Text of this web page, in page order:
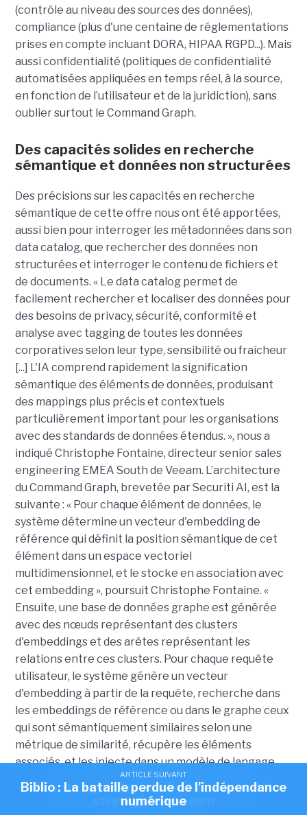
ARTICLE SUIVANT
Sécurité agentique et data au coeur de la
stratégie de Veeam
(contrôle au niveau des sources des données),
compliance (plus d'une centaine de réglementations
prises en compte incluant DORA, HIPAA RGPD...). Mais
aussi confidentialité (politiques de confidentialité
automatisées appliquées en temps réel, à la source,
en fonction de l’utilisateur et de la juridiction), sans
oublier surtout le Command Graph.
Des capacités solides en recherche
sémantique et données non structurées
Des précisions sur les capacités en recherche
sémantique de cette offre nous ont été apportées,
aussi bien pour interroger les métadonnées dans son
data catalog, que rechercher des données non
structurées et interroger le contenu de fichiers et
de documents. « Le data catalog permet de
facilement rechercher et localiser des données pour
des besoins de privacy, sécurité, conformité et
analyse avec tagging de toutes les données
corporatives selon leur type, sensibilité ou fraîcheur
[...] L'IA comprend rapidement la signification
sémantique des éléments de données, produisant
des mappings plus précis et contextuels
particulièrement important pour les organisations
avec des standards de données étendus. », nous a
indiqué Christophe Fontaine, directeur senior sales
engineering EMEA South de Veeam. L’architecture
du Command Graph, brevetée par Securiti AI, est la
suivante : « Pour chaque élément de données, le
système détermine un vecteur d'embedding de
référence qui définit la position sémantique de cet
élément dans un espace vectoriel
multidimensionnel, et le stocke en association avec
cet embedding », poursuit Christophe Fontaine. «
Ensuite, une base de données graphe est générée
avec des nœuds représentant des clusters
d'embeddings et des arêtes représentant les
relations entre ces clusters. Pour chaque requête
utilisateur, le système génère un vecteur
d'embedding à partir de la requête, recherche dans
les embeddings de référence ou dans le graphe ceux
qui sont sémantiquement similaires selon une
métrique de similarité, récupère les éléments
associés, et les injecte dans un modèle de langage
génératif pour produire le résultat. »
ARTICLE SUIVANT
Biblio : La bataille perdue de l'indépendance
numérique